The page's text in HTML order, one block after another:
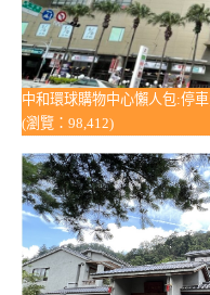
中和環球購物中心懶人包:停
(瀏覽：98,412)